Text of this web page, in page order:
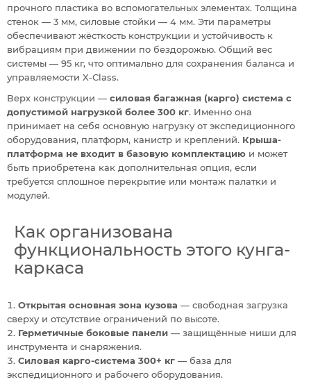
прочного пластика во вспомогательных элементах. Толщина
стенок — 3 мм, силовые стойки — 4 мм. Эти параметры
обеспечивают жёсткость конструкции и устойчивость к
вибрациям при движении по бездорожью. Общий вес
системы — 95 кг, что оптимально для сохранения баланса и
управляемости X-Class.
Верх конструкции — силовая багажная (карго) система с
допустимой нагрузкой более 300 кг. Именно она
принимает на себя основную нагрузку от экспедиционного
оборудования, платформ, канистр и креплений. Крыша-
платформа не входит в базовую комплектацию и может
быть приобретена как дополнительная опция, если
требуется сплошное перекрытие или монтаж палатки и
модулей.
Как организована
функциональность этого кунга-
каркаса
Открытая основная зона кузова — свободная загрузка
сверху и отсутствие ограничений по высоте.
Герметичные боковые панели — защищённые ниши для
инструмента и снаряжения.
Силовая карго-система 300+ кг — база для
экспедиционного и рабочего оборудования.